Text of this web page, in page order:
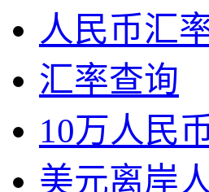
人民币汇
汇率查询
10万人民
美元离岸